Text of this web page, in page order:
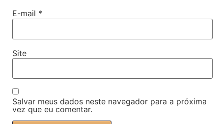
E-mail *
Site
Salvar meus dados neste navegador para a próxima
vez que eu comentar.